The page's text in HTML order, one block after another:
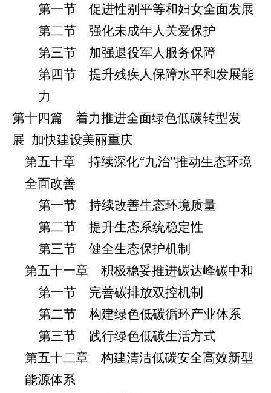
第一节 促进性别平等和妇女全面发展
第二节 强化未成年人关爱保护
第三节 加强退役军人服务保障
第四节 提升残疾人保障水平和发展能
力
第十四篇 着力推进全面绿色低碳转型发
展 加快建设美丽重庆
第五十章 持续深化“九治”推动生态环境
全面改善
第一节 持续改善生态环境质量
第二节 提升生态系统稳定性
第三节 健全生态保护机制
第五十一章 积极稳妥推进碳达峰碳中和
第一节 完善碳排放双控机制
第二节 构建绿色低碳循环产业体系
第三节 践行绿色低碳生活方式
第五十二章 构建清洁低碳安全高效新型
能源体系